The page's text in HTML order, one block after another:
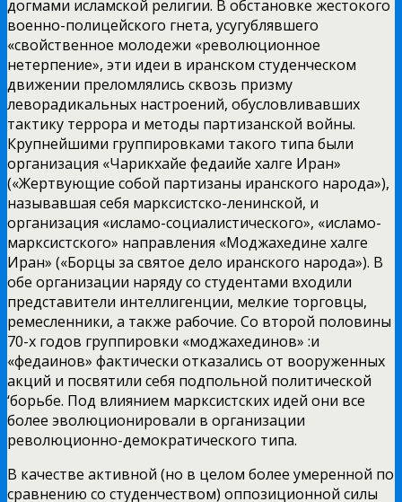
догмами исламской религии. В обстановке жестокого
военно-полицейского гнета, усугублявшего
«свойственное молодежи «революционное
нетерпение», эти идеи в иранском студенческом
движении преломлялись сквозь призму
леворадикальных настроений, обусловливавших
тактику террора и методы партизанской войны.
Крупнейшими группировками такого типа были
организация «Чарикхайе федаийе халге Иран»
(«Жертвующие собой партизаны иранского народа»),
называвшая себя марксистско-ленинской, и
организация «исламо-социалистического», «исламо-
марксистского» направления «Моджахедине халге
Иран» («Борцы за святое дело иранского народа»). В
обе организации наряду со студентами входили
представители интеллигенции, мелкие торговцы,
ремесленники, а также рабочие. Со второй половины
70-х годов группировки «моджахединов» :и
«федаинов» фактически отказались от вооруженных
акций и посвятили себя подпольной политической
‘борьбе. Под влиянием марксистских идей они все
более эволюционировали в организации
революционно-демократического типа.
В качестве активной (но в целом более умеренной по
сравнению со студенчеством) оппозиционной силы